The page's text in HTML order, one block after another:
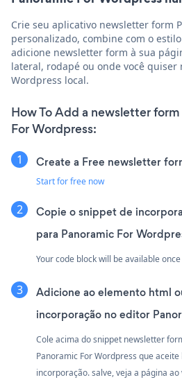
Crie seu aplicativo newsletter form
personalizado, combine com o
adicione newsletter form à sua
lateral, rodapé ou onde você quiser
Wordpress local.
How To Add a newsletter
For Wordpress:
Create a Free newsletter
Start for free now
Copie o snippet de
para Panoramic For
Your code block will be available
Adicione ao elemento html
incorporação no editor
Cole acima do snippet newsletter
Panoramic For Wordpress que
incorporação. salve, veja a página